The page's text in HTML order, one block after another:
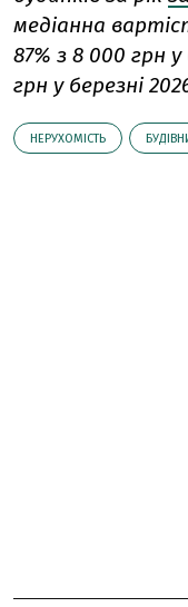
медіанна
87% з 8 000 грн
грн у березні
НЕРУХОМІСТЬ